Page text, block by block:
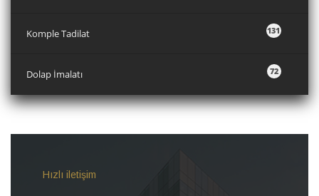
131
Komple Tadilat
72
Dolap İmalatı
Hızlı iletişim